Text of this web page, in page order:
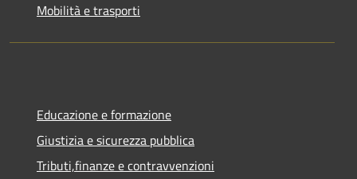
Mobilità e trasporti
Educazione e formazione
Giustizia e sicurezza pubblica
Tributi,finanze e contravvenzioni